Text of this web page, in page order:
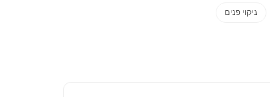
ניקוי פנים